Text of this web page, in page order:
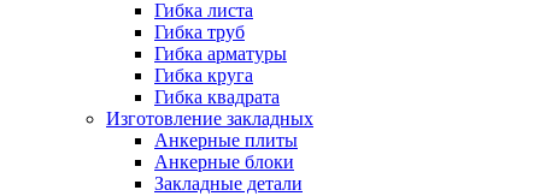
Гибка листа
Гибка труб
Гибка арматуры
Гибка круга
Гибка квадрата
Изготовление закладных
Анкерные плиты
Анкерные блоки
Закладные детали